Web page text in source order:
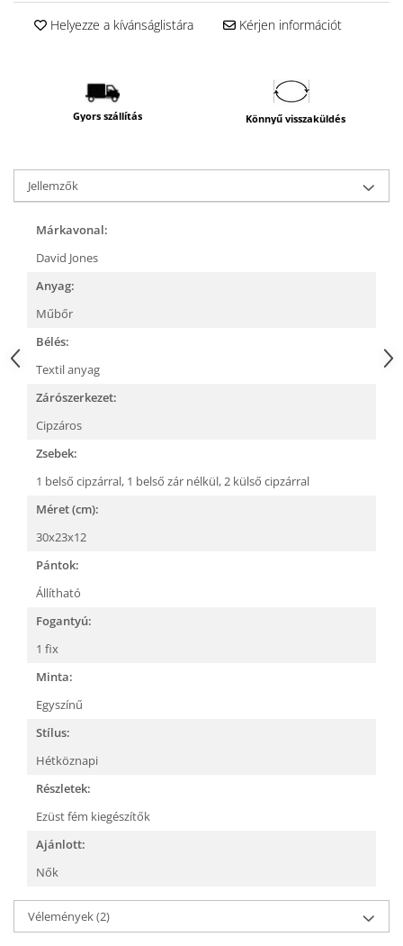
Helyezze a kívánságlistára Kérjen információt
Gyors szállítás Könnyű visszaküldés
Jellemzők
Márkavonal:
David Jones
Anyag:
Műbőr
Bélés:
Textil anyag
Zárószerkezet:
Cipzáros
Zsebek:
1 belső cipzárral, 1 belső zár nélkül,2 külső cipzárral
Méret (cm):
30x23x12
Pántok:
Állítható
Fogantyú:
1 fix
Minta:
Egyszínű
Stílus:
Hétköznapi
Részletek:
Ezüst fém kiegészítők
Ajánlott:
Nők
Vélemények(2)